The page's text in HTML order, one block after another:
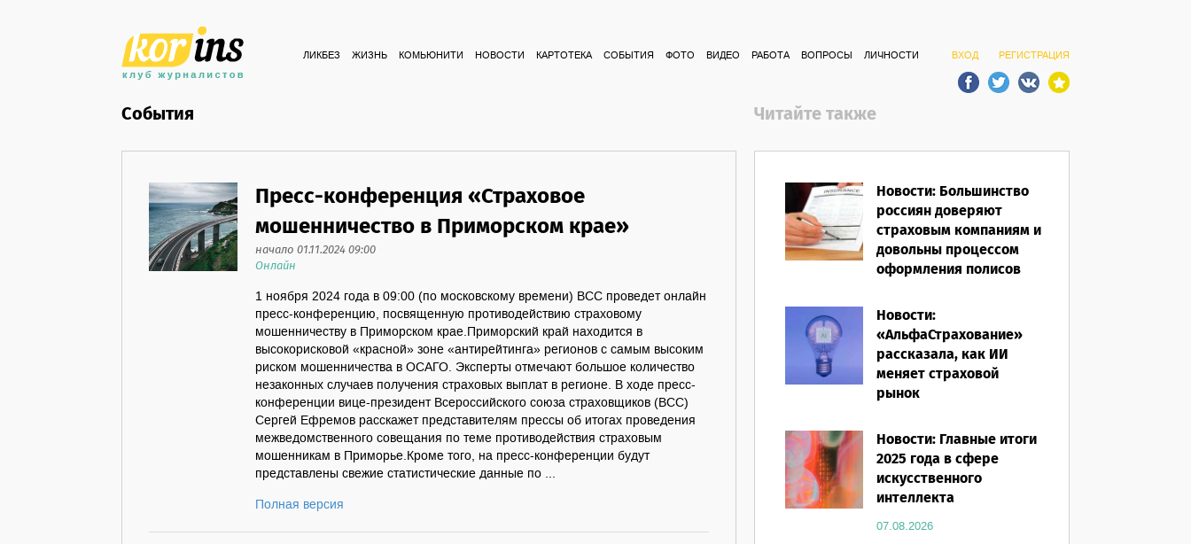
ВХОД РЕГИСТРАЦИЯ
ЛИКБЕЗ ЖИЗНЬ КОМЬЮНИТИ НОВОСТИ КАРТОТЕКА СОБЫТИЯ ФОТО ВИДЕО РАБОТА ВОПРОСЫ ЛИЧНОСТИ
События
Пресс-конференция «Страховое
мошенничество в Приморском крае»
начало 01.11.2024 09:00
Онлайн
1 ноября 2024 года в 09:00 (по московскому времени) ВСС проведет онлайн
пресс-конференцию, посвященную противодействию страховому
мошенничеству в Приморском крае.Приморский край находится в
высокорисковой «красной» зоне «антирейтинга» регионов с самым высоким
риском мошенничества в ОСАГО. Эксперты отмечают большое количество
незаконных случаев получения страховых выплат в регионе. В ходе пресс-
конференции вице-президент Всероссийского союза страховщиков (ВСС)
Сергей Ефремов расскажет представителям прессы об итогах проведения
межведомственного совещания по теме противодействия страховым
мошенникам в Приморье.Кроме того, на пресс-конференции будут
представлены свежие статистические данные по ...
Полная версия
Читайте также
Новости: Большинство
россиян доверяют
страховым компаниям и
довольны процессом
оформления полисов
Новости:
«АльфаСтрахование»
рассказала, как ИИ
меняет страховой
рынок
Новости: Главные итоги
2025 года в сфере
искусственного
интеллекта
07.08.2026